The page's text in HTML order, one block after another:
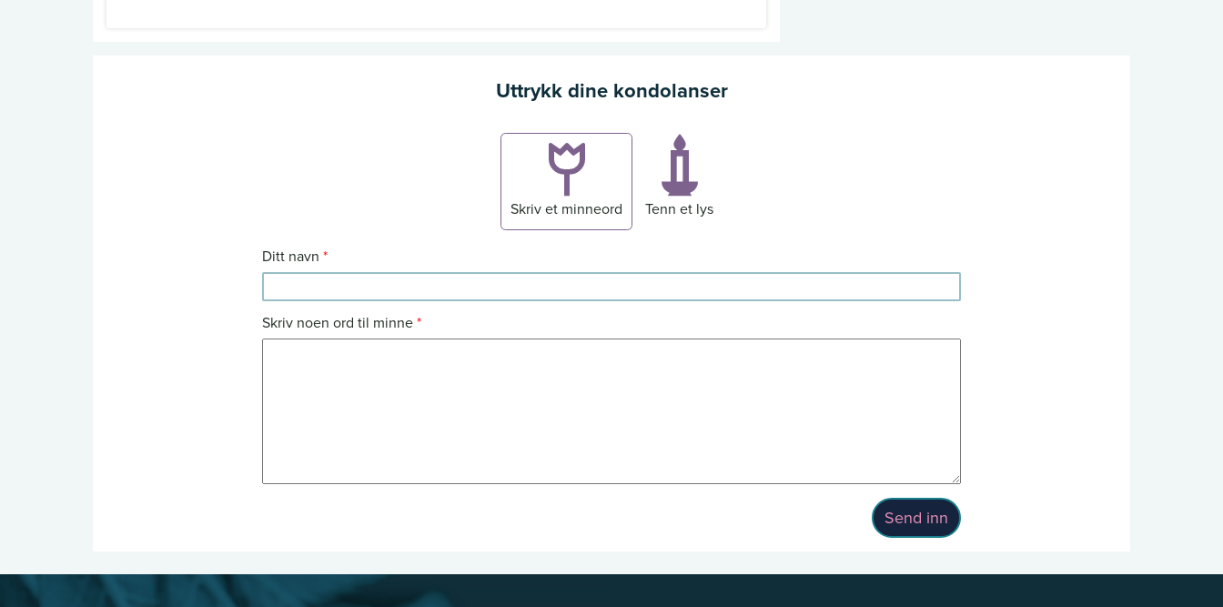
Uttrykk dine kondolanser
Skriv et minneord Tenn et lys
Ditt navn
Skriv noen ord til minne
Send inn